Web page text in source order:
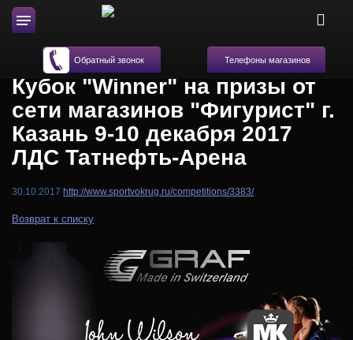
Обратный звонок Телефоны магазинов
Кубок "Winner" на призы от
сети магазинов "Фигурист" г.
Казань 9-10 декабря 2017
ЛДС Татнефть-Арена
30.10.2017 http://www.sportvokrug.ru/competitions/3383/
Возврат к списку